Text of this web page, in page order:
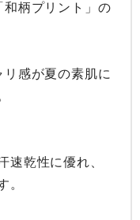
柄プリント」の
感が夏の素肌に
速乾性に優れ、
。